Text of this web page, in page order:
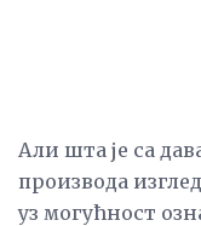
Али шта је са
производа
уз могућност